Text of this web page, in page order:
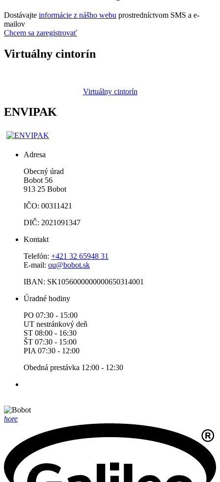
Dostávajte informácie z nášho webu prostredníctvom SMS a e-
mailov
Chcem sa zaregistrovať
Virtuálny cintorín
Virtuálny cintorín
ENVIPAK
Adresa
Obecný úrad
Bobot 56
913 25 Bobot
IČO: 00311421
DIČ: 2021091347
Kontakt
Telefón: +421 32 65948 31
E-mail: ou@bobot.sk
IBAN: SK1056000000000650314001
Úradné hodiny
PO 07:30 - 15:00
UT nestránkový deň
ST 08:00 - 16:30
ŠT 07:30 - 15:00
PIA 07:30 - 12:00
Obedná prestávka 12:00 - 12:30
hore